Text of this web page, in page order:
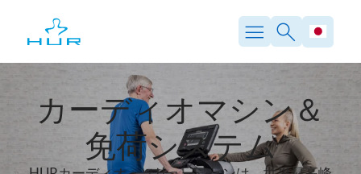
カーディオマシン＆
免荷システム